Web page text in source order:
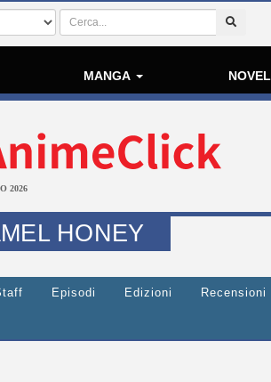
MANGA NOVEL
2026
HONEY
Episodi Edizioni Recensioni